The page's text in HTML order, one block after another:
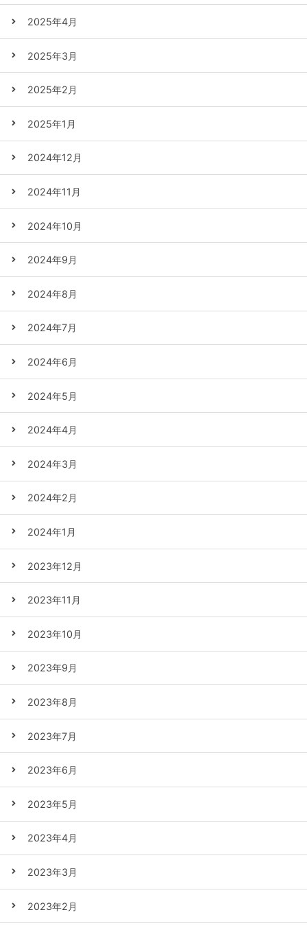
2025年4月
2025年3月
2025年2月
2025年1月
2024年12月
2024年11月
2024年10月
2024年9月
2024年8月
2024年7月
2024年6月
2024年5月
2024年4月
2024年3月
2024年2月
2024年1月
2023年12月
2023年11月
2023年10月
2023年9月
2023年8月
2023年7月
2023年6月
2023年5月
2023年4月
2023年3月
2023年2月